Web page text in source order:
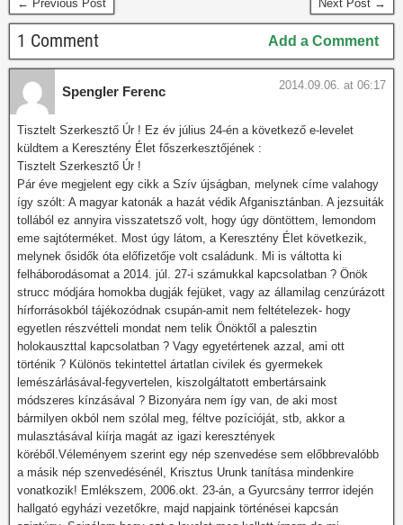
← Previous Post Next Post →
1 Comment Add a Comment
Spengler Ferenc 2014.09.06. at 06:17
Tisztelt Szerkesztő Úr ! Ez év július 24-én a következő e-levelet
küldtem a Keresztény Élet főszerkesztőjének :
Tisztelt Szerkesztő Úr !
Pár éve megjelent egy cikk a Szív újságban, melynek címe valahogy
így szólt: A magyar katonák a hazát védik Afganisztánban. A jezsuiták
tollából ez annyira visszatetsző volt, hogy úgy döntöttem, lemondom
eme sajtóterméket. Most úgy látom, a Keresztény Élet következik,
melynek ősidők óta előfizetője volt családunk. Mi is váltotta ki
felháborodásomat a 2014. júl. 27-i számukkal kapcsolatban ? Önök
strucc módjára homokba dugják fejüket, vagy az államilag cenzúrázott
hírforrásokból tájékozódnak csupán-amit nem feltételezek- hogy
egyetlen részvétteli mondat nem telik Önöktől a palesztin
holokauszttal kapcsolatban ? Vagy egyetértenek azzal, ami ott
történik ? Különös tekintettel ártatlan civilek és gyermekek
lemészárlásával-fegyvertelen, kiszolgáltatott embertársaink
módszeres kínzásával ? Bizonyára nem így van, de aki most
bármilyen okból nem szólal meg, féltve pozícióját, stb, akkor a
mulasztásával kiírja magát az igazi keresztények
köréből.Véleményem szerint egy nép szenvedése sem előbbrevalóbb
a másik nép szenvedésénél, Krisztus Urunk tanítása mindenkire
vonatkozik! Emlékszem, 2006.okt. 23-án, a Gyurcsány terrror idején
hallgató egyházi vezetőkre, majd napjaink történései kapcsán